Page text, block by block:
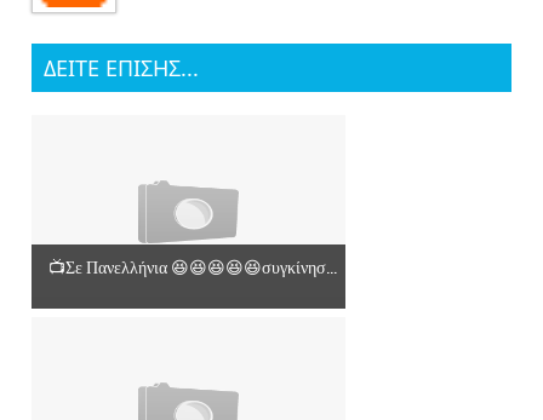
ΔΕΙΤΕ ΕΠΙΣΗΣ...
📺Σε Πανελλήνια 😆😆😆😆😆συγκίνησ...